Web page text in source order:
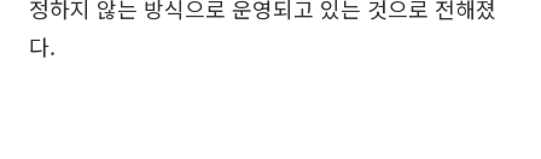
정하지 않는 방식으로 운영되고 있는 것으로 전해졌
다.